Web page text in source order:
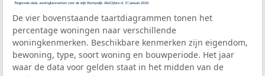
De vier bovenstaande taartdiagrammen tonen het
percentage woningen naar verschillende
woningkenmerken. Beschikbare kenmerken zijn eigendom,
bewoning, type, soort woning en bouwperiode. Het jaar
waar de data voor gelden staat in het midden van de